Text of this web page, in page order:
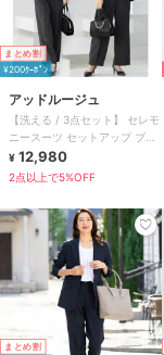
まとめ割
¥200ｸｰﾎﾟﾝ
アッドルージュ
【洗える / 3点セット】 セレモ
ニースーツ セットアップ ブラ
ウス S～4L
¥ 12,980
2点以上で5%OFF
まとめ割